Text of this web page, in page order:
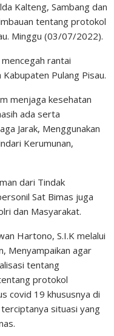
Kalteng, Sambang dan
tentang protokol
Minggu (03/07/2022).
rantai
Pulang Pisau.
menjaga kesehatan
ada serta
Jarak, Menggunakan
Kerumunan,
dari Tindak
Sat Bimas juga
dan Masyarakat.
Hartono, S.I.K melalui
Menyampaikan agar
tentang
protokol
covid 19 khususnya di
situasi yang